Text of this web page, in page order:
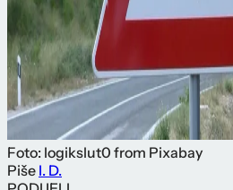
Foto: logikslut0 from Pixabay
Piše I. D.